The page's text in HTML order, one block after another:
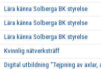
Lära känna Solberga BK styrelse
Lära känna Solberga BK styrelse
Lära känna Solberga BK styrelse
Kvinnlig nätverksträff
Digital utbildning "Tejpning av axlar,